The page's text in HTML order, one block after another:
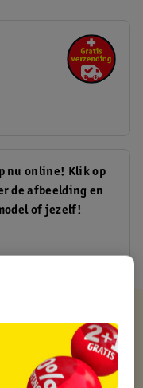
nu online! Klik op
de afbeelding en
of jezelf!
volgende dag in huis